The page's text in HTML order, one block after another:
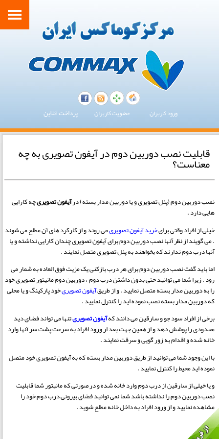
ورود کاربران عضویت کاربران پرداخت آنلاین
قابلیت نصب دوربین دوم در آیفون تصویری به چه
معناست؟
نصب دوربین دوم (پنل تصویری و یا دوربین مدار بسته) درآیفون تصویریچه کارایی
هایی دارد .
خیلی از افراد وقتی برایخرید آیفون تصویریمی روند و از کارکرد های آن مطلع می شوند
. می گویند از نظر آنها نصب دوربین دوم برای آیفون تصویری چندان کارایی نداشته و یا
آنها درب دوم ندارند که بخواهند به پنل تصویری متصل نمایند .
اما باید گفت نصب دوربین دوم برای هر درب بازکنی یک مزیت فوق العاده به شمار می
رود . زیرا شما می توانید حتی بدون داشتن درب دوم ، دوربین دوم مانیتور تصویری خود
را به دوربین مدار بسته متصل نمایید . و از طریقآیفون تصویریخود پارکینگ و یا محلی
که دوربین مدار بسته نصب نموده اید را کنترل نمایید .
برخی از افراد سود جو و سارقین می دانند کهآیفون تصویریتنها می تواند فضای دید
محدودی را پوشش دهد و از همین جهت بعد ار ورود افراد به سرعت پشت سر آنها وارد
خانه شده و اقدام به زور گویی و سرقت نمایند .
با این وجود شما می توانید از طریق دوربین مدار بسته که به آیفون تصویری خود متصل
نموده اید محیط را کنترل نمایید .
و یا خیلی از سارقین از درب دوم وارد خانه شده و در صورتی که مانیتور شما قابلیت
نصب دوربین دوم را نداشته باشد شما نمی توانید فضای بیرونی درب دوم خود را
مشاهده نمایید و از ورود افراد به داخل خانه مطلع شوید .